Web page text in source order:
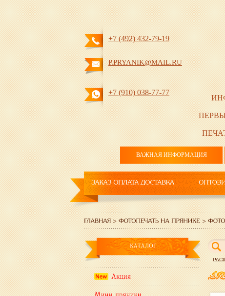
+7 (492) 432-79-19
P.PRYANIK@MAIL.RU
+7 (910) 038-77-77
ВАЖНАЯ ИНФОРМАЦИЯ